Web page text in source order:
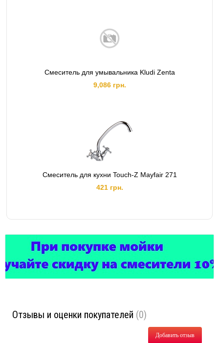
Смеситель для умывальника Kludi Zenta
9,086 грн.
Смеситель для кухни Touch-Z Mayfair 271
421 грн.
Отзывы и оценки покупателей (0)
Добавить отзыв